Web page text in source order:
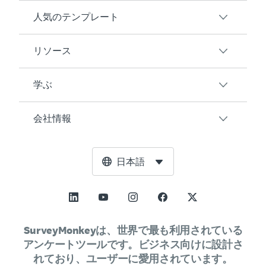
SurveyMonkeyの概要
アンケート
オンラインフォーム
AI
統合
SurveyMonkeyエンタープライズ
SurveyMonkey Apply
GetFeedback
Wufoo
人気のテンプレート
顧客満足度
従業員エンゲージメント
イベントフィードバック
製品テスト
Net Promoter Score（NPS）
すべてのテンプレート
リソース
ユーザーの声
ブログ
サポート
お問い合わせ
パートナーシッププログラム
学ぶ
アンケート作成方法
AIアンケート生成ツール
NPS計算ツール
許容誤差計算ツール
ABテスト有意性計算ツール
リッカート尺度
会社情報
リーダーシップチーム
展望と使命
社会的影響とインクルージョン
求人情報
採用情報
日本語
SurveyMonkeyは、世界で最も利用されている
アンケートツールです。ビジネス向けに設計さ
れており、ユーザーに愛用されています。